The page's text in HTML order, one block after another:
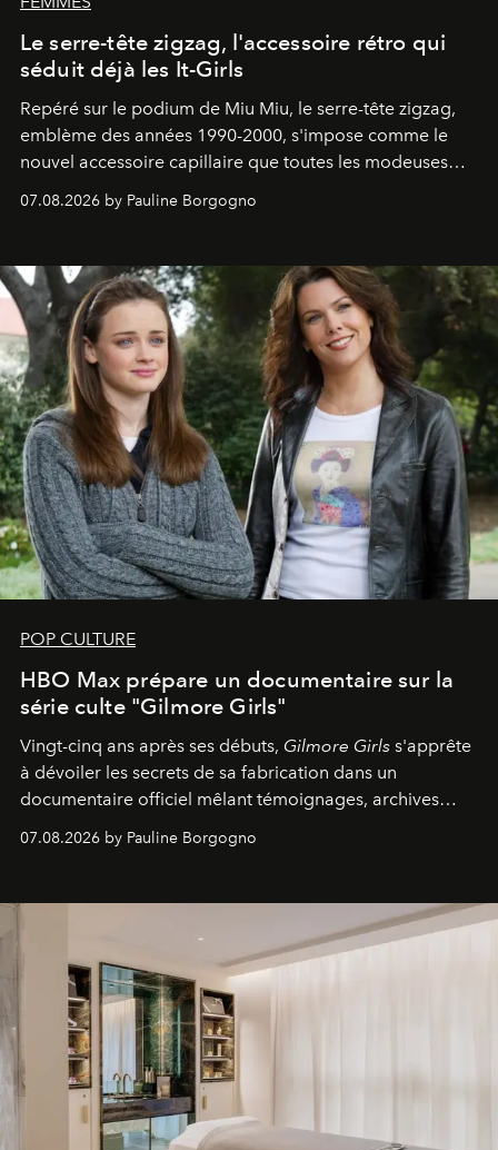
Le serre-tête zigzag, l'accessoire rétro qui
séduit déjà les It-Girls
Repéré sur le podium de Miu Miu, le serre-tête zigzag,
emblème des années 1990-2000, s'impose comme le
nouvel accessoire capillaire que toutes les modeuses
s'arrachent déjà.
07.08.2026 by Pauline Borgogno
POP CULTURE
HBO Max prépare un documentaire sur la
série culte "Gilmore Girls"
Vingt-cinq ans après ses débuts, Gilmore Girls s'apprête
à dévoiler les secrets de sa fabrication dans un
documentaire officiel mêlant témoignages, archives
inédites et plongée dans les coulisses d'un phénomène
générationnel.
07.08.2026 by Pauline Borgogno